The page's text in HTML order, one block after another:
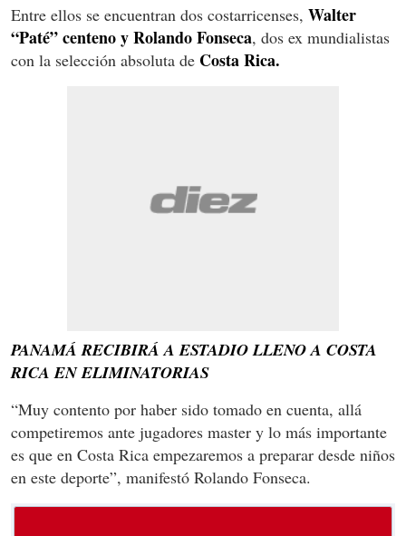
Entre ellos se encuentran dos costarricenses, Walter
“Paté” centeno y Rolando Fonseca, dos ex mundialistas
con la selección absoluta de Costa Rica.
PANAMÁ RECIBIRÁ A ESTADIO LLENO A COSTA
RICA EN ELIMINATORIAS
“Muy contento por haber sido tomado en cuenta, allá
competiremos ante jugadores master y lo más importante
es que en Costa Rica empezaremos a preparar desde niños
en este deporte”, manifestó Rolando Fonseca.